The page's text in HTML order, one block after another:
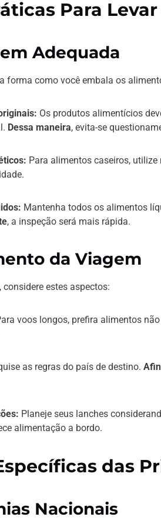
Para
Adequada
forma como você embala os
Os produtos alimentícios
Dessa maneira, evita-se
Para alimentos caseiros,
Mantenha todos os alimentos
, a inspeção será mais rápida.
da Viagem
, considere estes aspectos:
voos longos, prefira alimentos
as regras do país de destino.
Planeje seus lanches
alimentação a bordo.
das
Nacionais